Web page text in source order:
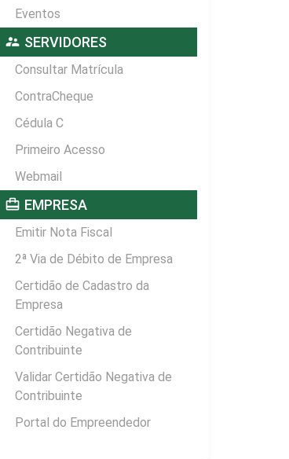
Eventos
supervisor_account SERVIDORES
Consultar Matrícula
ContraCheque
Cédula C
Primeiro Acesso
Webmail
card_travel EMPRESA
Emitir Nota Fiscal
2ª Via de Débito de Empresa
Certidão de Cadastro da
Empresa
Certidão Negativa de
Contribuinte
Validar Certidão Negativa de
Contribuinte
Portal do Empreendedor